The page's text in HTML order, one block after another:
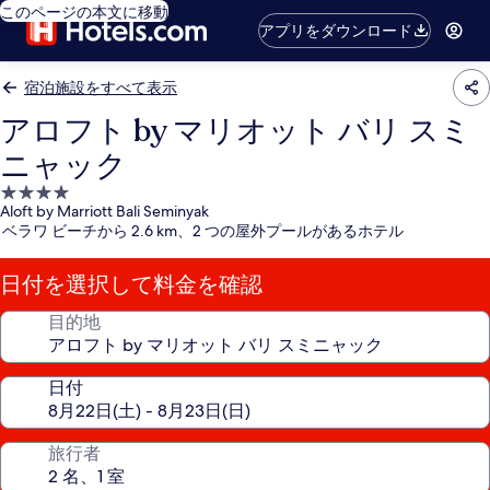
このページの本文に移動
アプリをダウンロード
宿泊施設をすべて表示
アロフト by マリオット バリ スミ
ニャック
4.0
つ
星
宿
泊
施
Aloft by Marriott Bali Seminyak
ベラワ ビーチから 2.6 km、2 つの屋外プールがあるホテル
日付を選択して料金を確認
目的地
日付
旅行者